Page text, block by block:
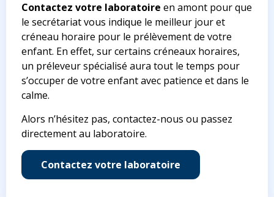
Contactez votre laboratoire en amont pour que
le secrétariat vous indique le meilleur jour et
créneau horaire pour le prélèvement de votre
enfant. En effet, sur certains créneaux horaires,
un préleveur spécialisé aura tout le temps pour
s’occuper de votre enfant avec patience et dans le
calme.
Alors n’hésitez pas, contactez-nous ou passez
directement au laboratoire.
Contactez votre laboratoire